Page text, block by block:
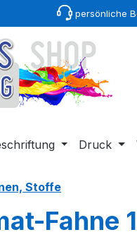
springen
persönliche
Druck
Stoffe
Fahne